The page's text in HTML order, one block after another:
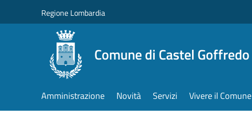
Regione Lombardia
Comune di Castel Goffredo
Amministrazione Novità Servizi Vivere il Comune